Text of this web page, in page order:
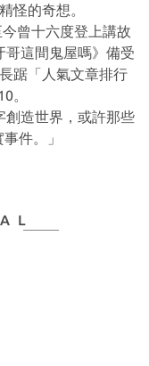
怪的奇想。
曾十六度登上講故
哥這間鬼屋嗎》備受
踞「人氣文章排行
。
創造世界，或許那些
件。」